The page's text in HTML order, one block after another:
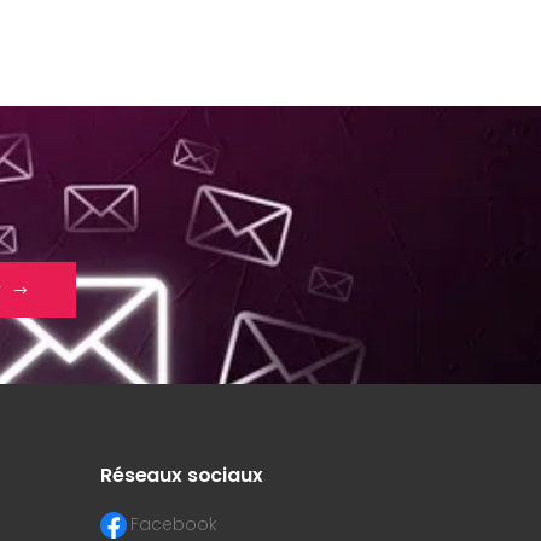
Réseaux sociaux
Facebook